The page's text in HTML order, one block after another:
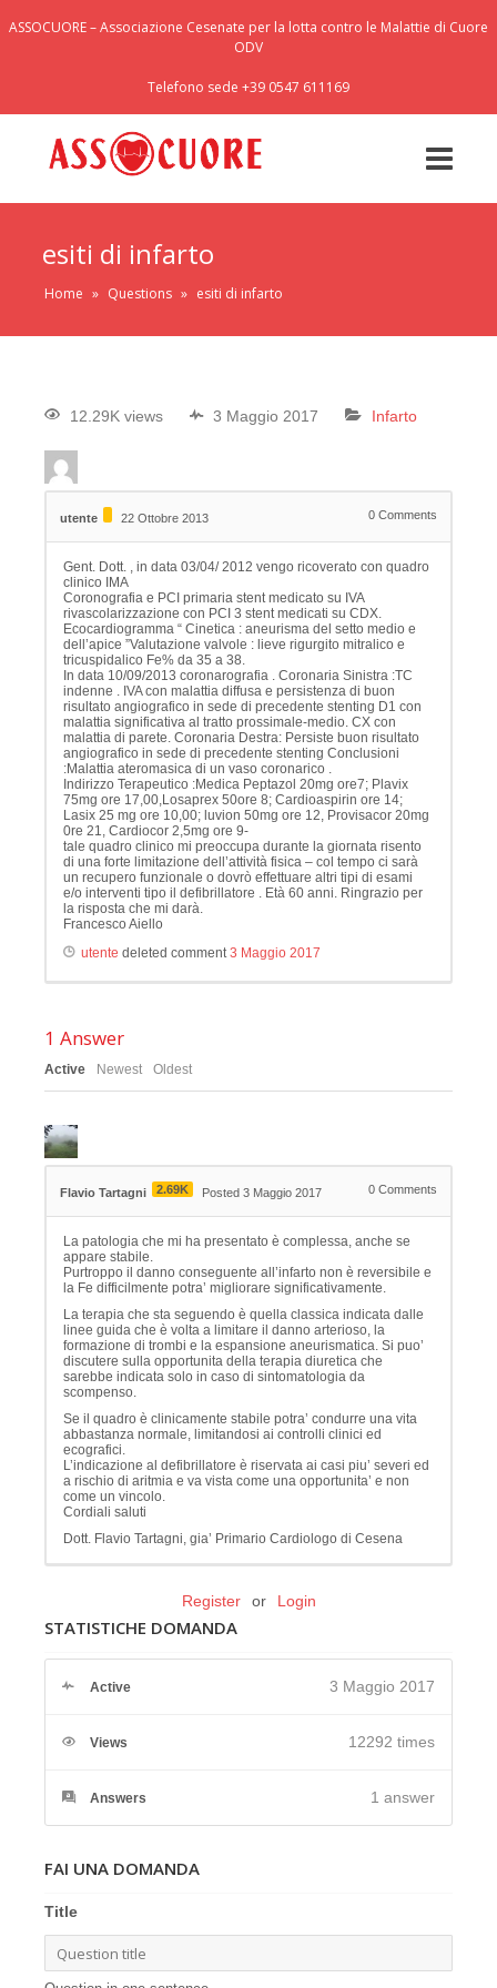
ASSOCUORE – Associazione Cesenate per la lotta contro le Malattie di Cuore
ODV
Telefono sede +39 0547 611169
esiti di infarto
Home » Questions » esiti di infarto
12.29K views 3 Maggio 2017 Infarto
utente 22 Ottobre 2013 0 Comments
Gent. Dott. , in data 03/04/ 2012 vengo ricoverato con quadro
clinico IMA
Coronografia e PCI primaria stent medicato su IVA
rivascolarizzazione con PCI 3 stent medicati su CDX.
Ecocardiogramma “ Cinetica : aneurisma del setto medio e
dell’apice ”Valutazione valvole : lieve rigurgito mitralico e
tricuspidalico Fe% da 35 a 38.
In data 10/09/2013 coronarografia . Coronaria Sinistra :TC
indenne . IVA con malattia diffusa e persistenza di buon
risultato angiografico in sede di precedente stenting D1 con
malattia significativa al tratto prossimale-medio. CX con
malattia di parete. Coronaria Destra: Persiste buon risultato
angiografico in sede di precedente stenting Conclusioni
:Malattia ateromasica di un vaso coronarico .
Indirizzo Terapeutico :Medica Peptazol 20mg ore7; Plavix
75mg ore 17,00,Losaprex 50ore 8; Cardioaspirin ore 14;
Lasix 25 mg ore 10,00; luvion 50mg ore 12, Provisacor 20mg
0re 21, Cardiocor 2,5mg ore 9-
tale quadro clinico mi preoccupa durante la giornata risento
di una forte limitazione dell’attività fisica – col tempo ci sarà
un recupero funzionale o dovrò effettuare altri tipi di esami
e/o interventi tipo il defibrillatore . Età 60 anni. Ringrazio per
la risposta che mi darà.
Francesco Aiello
utente deleted comment3 Maggio 2017
1 Answer
Active Newest Oldest
Flavio Tartagni 2.69K Posted 3 Maggio 2017 0 Comments
La patologia che mi ha presentato è complessa, anche se
appare stabile.
Purtroppo il danno conseguente all’infarto non è reversibile e
la Fe difficilmente potra’ migliorare significativamente.
La terapia che sta seguendo è quella classica indicata dalle
linee guida che è volta a limitare il danno arterioso, la
formazione di trombi e la espansione aneurismatica. Si puo’
discutere sulla opportunita della terapia diuretica che
sarebbe indicata solo in caso di sintomatologia da
scompenso.
Se il quadro è clinicamente stabile potra’ condurre una vita
abbastanza normale, limitandosi ai controlli clinici ed
ecografici.
L’indicazione al defibrillatore è riservata ai casi piu’ severi ed
a rischio di aritmia e va vista come una opportunita’ e non
come un vincolo.
Cordiali saluti
Dott. Flavio Tartagni, gia’ Primario Cardiologo di Cesena
Register or Login
STATISTICHE DOMANDA
Active 3 Maggio 2017
Views 12292 times
Answers 1 answer
FAI UNA DOMANDA
Title